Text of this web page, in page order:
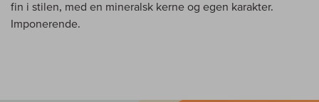
fin i stilen, med en mineralsk kerne og egen karakter.
Imponerende.